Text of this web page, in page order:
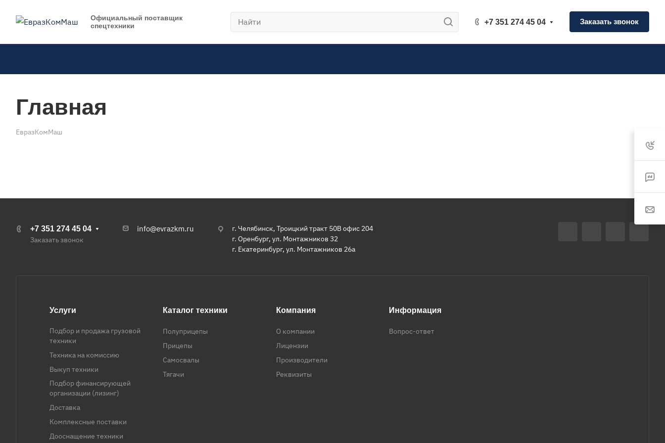
Официальный поставщик
спецтехники
+7 351 274 45 04 Заказать звонок
Главная
ЕвразКомМаш
+7 351 274 45 04
Заказать звонок
info@evrazkm.ru
г. Челябинск, Троицкий тракт 50В офис 204
г. Оренбург, ул. Монтажников 32
г. Екатеринбург, ул. Монтажников 26а
Услуги
Подбор и продажа грузовой
техники
Техника на комиссию
Выкуп техники
Подбор финансирующей
организации (лизинг)
Доставка
Комплексные поставки
Дооснащение техники
Каталог техники
Полуприцепы
Прицепы
Самосвалы
Тягачи
Компания
О компании
Лицензии
Производители
Реквизиты
Информация
Вопрос-ответ